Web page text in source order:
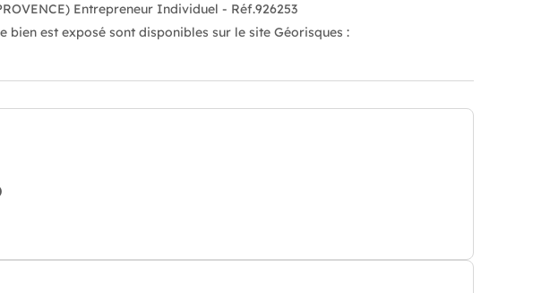
(RSAC N°448 975 979 - Greffe de AIX EN PROVENCE) Entrepreneur Individuel - Réf.926253
bien est exposé sont disponibles sur le site Géorisques :